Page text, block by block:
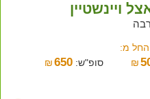
ויינשטיין
החל מ:
₪ סופ"ש: ₪ 650